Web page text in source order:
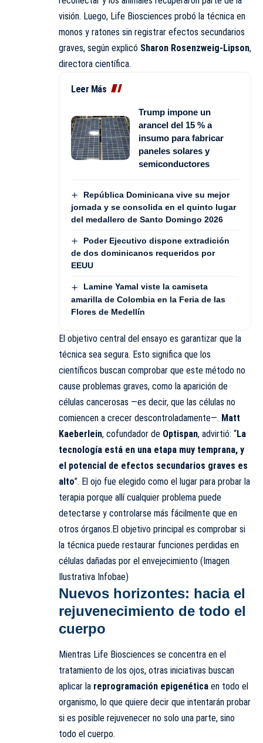
visión. Luego, Life Biosciences probó la técnica en
monos y ratones sin registrar efectos secundarios
graves, según explicó Sharon Rosenzweig-Lipson,
directora científica.
Leer Más
Trump impone un
arancel del 15 % a
insumo para fabricar
paneles solares y
semiconductores
República Dominicana vive su mejor
jornada y se consolida en el quinto lugar
del medallero de Santo Domingo 2026
Poder Ejecutivo dispone extradición
de dos dominicanos requeridos por
EEUU
Lamine Yamal viste la camiseta
amarilla de Colombia en la Feria de las
Flores de Medellín
El objetivo central del ensayo es garantizar que la
técnica sea segura. Esto significa que los
científicos buscan comprobar que este método no
cause problemas graves, como la aparición de
células cancerosas —es decir, que las células no
comiencen a crecer descontroladamente—. Matt
Kaeberlein, cofundador de Optispan, advirtió: “La
tecnología está en una etapa muy temprana, y
el potencial de efectos secundarios graves es
alto”. El ojo fue elegido como el lugar para probar la
terapia porque allí cualquier problema puede
detectarse y controlarse más fácilmente que en
otros órganos.El objetivo principal es comprobar si
la técnica puede restaurar funciones perdidas en
células dañadas por el envejecimiento (Imagen
Ilustrativa Infobae)
Nuevos horizontes: hacia el
rejuvenecimiento de todo el
cuerpo
Mientras Life Biosciences se concentra en el
tratamiento de los ojos, otras iniciativas buscan
aplicar la reprogramación epigenética en todo el
organismo, lo que quiere decir que intentarán probar
si es posible rejuvenecer no solo una parte, sino
todo el cuerpo.